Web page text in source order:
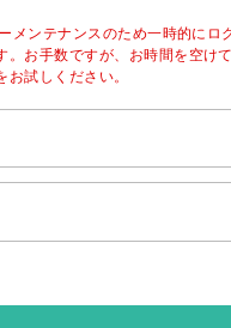
メンテナンスのため一時的にロ
。お手数ですが、お時間を空け
お試しください。